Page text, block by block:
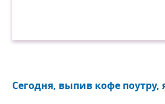
Сегодня, выпив кофе